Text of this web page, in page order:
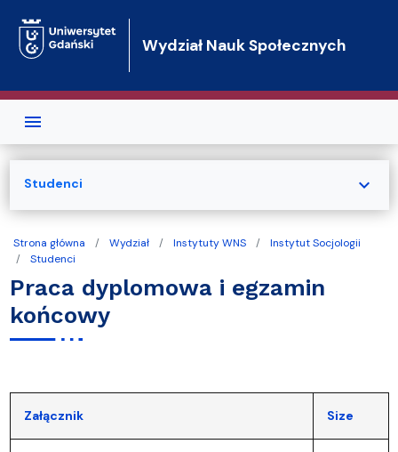
Wydział Nauk Społecznych
Strona główna Wydział Instytuty WNS
Instytut Socjologii
Studenci
Praca dyplomowa i egzamin
końcowy
Załącznik Size
Studenci expand_more